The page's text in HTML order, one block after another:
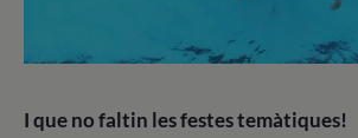
I que no faltin les festes temàtiques!